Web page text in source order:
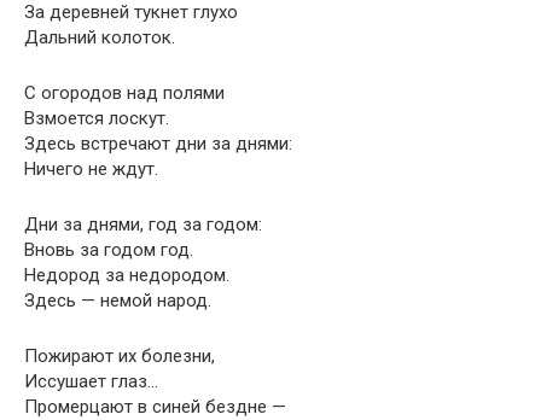
За деревней тукнет глухо
Дальний колоток.
С огородов над полями
Взмоется лоскут.
Здесь встречают дни за днями:
Ничего не ждут.
Дни за днями, год за годом:
Вновь за годом год.
Недород за недородом.
Здесь — немой народ.
Пожирают их болезни,
Иссушает глаз…
Промерцают в синей бездне —